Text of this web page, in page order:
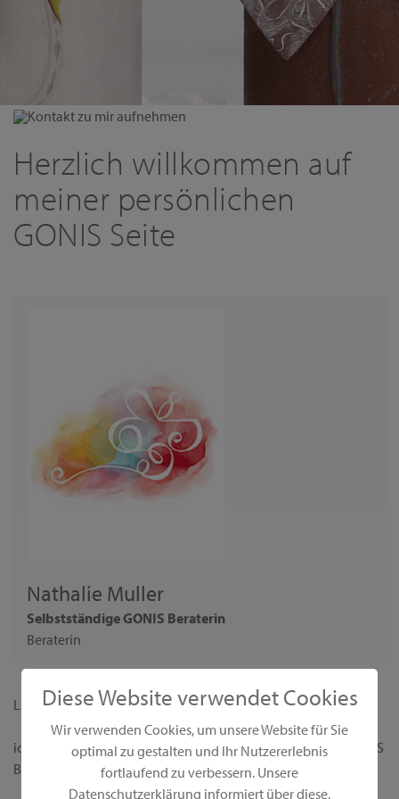
Diese Website verwendet Cookies
Wir verwenden Cookies, um unsere Website für Sie
optimal zu gestalten und Ihr Nutzererlebnis
fortlaufend zu verbessern. Unsere
Datenschutzerklärung informiert über diese.
Kontakt zu mir aufnehmen
Herzlich willkommen auf
meiner persönlichen
GONIS Seite
Nathalie Muller
Selbstständige GONIS Beraterin
Beraterin
Liebe Interessentin,
ich begrüße dich ganz herzlich auf meiner persönlichen GONIS
Beraterseite!